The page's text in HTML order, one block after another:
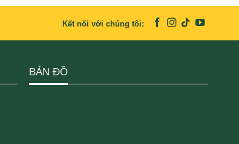
Kết nối với chúng tôi:
BẢN ĐỒ